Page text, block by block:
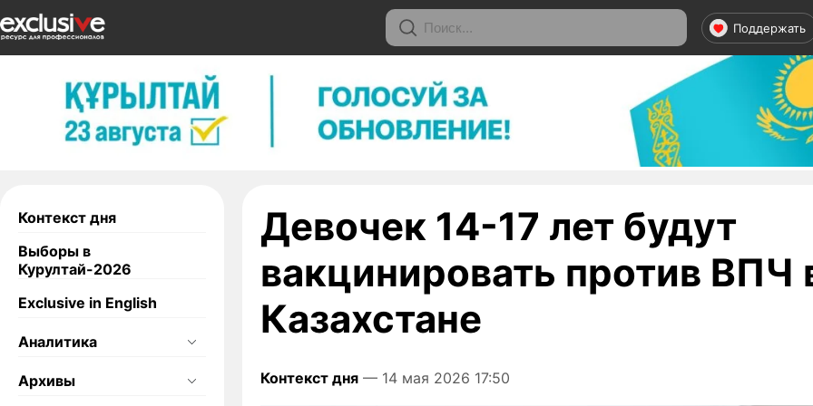
Поддержать
Контекст дня
Выборы в
Курултай-2026
Exclusive in English
Аналитика
Архивы
Девочек 14-17 лет будут
вакцинировать против ВПЧ
Казахстане
Контекст дня — 14 мая 2026 17:50